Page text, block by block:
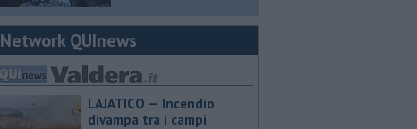
Network QUInews
LAJATICO — Incendio
divampa tra i campi